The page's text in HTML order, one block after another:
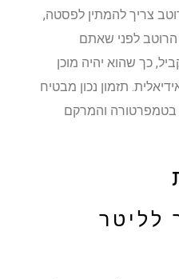
צריך להמתין לפסטה,
לפני שאתם
כך שהוא יהיה מוכן
תזמון נכון מבטיח
והמרקם